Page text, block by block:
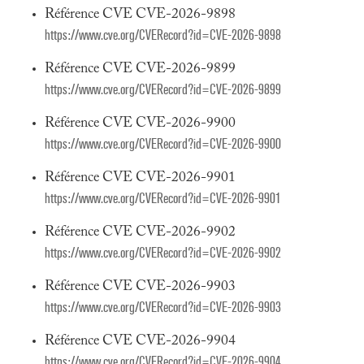
Référence CVE CVE-2026-9898
https://www.cve.org/CVERecord?id=CVE-2026-9898
Référence CVE CVE-2026-9899
https://www.cve.org/CVERecord?id=CVE-2026-9899
Référence CVE CVE-2026-9900
https://www.cve.org/CVERecord?id=CVE-2026-9900
Référence CVE CVE-2026-9901
https://www.cve.org/CVERecord?id=CVE-2026-9901
Référence CVE CVE-2026-9902
https://www.cve.org/CVERecord?id=CVE-2026-9902
Référence CVE CVE-2026-9903
https://www.cve.org/CVERecord?id=CVE-2026-9903
Référence CVE CVE-2026-9904